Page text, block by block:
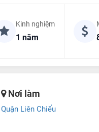
Kinh nghiệm
1 năm
Nơi làm
Quận Liên Chiểu